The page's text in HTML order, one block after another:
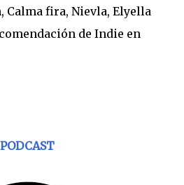
Calma fira, Nievla, Elyella
de Indie en
PODCAST